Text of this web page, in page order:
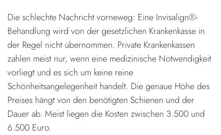
Die schlechte Nachricht vorneweg: Eine Invisalign®-
Behandlung wird von der gesetzlichen Krankenkasse in
der Regel nicht übernommen. Private Krankenkassen
zahlen meist nur, wenn eine medizinische Notwendigkeit
vorliegt und es sich um keine reine
Schönheitsangelegenheit handelt. Die genaue Höhe des
Preises hängt von den benötigten Schienen und der
Dauer ab. Meist liegen die Kosten zwischen 3.500 und
6.500 Euro.